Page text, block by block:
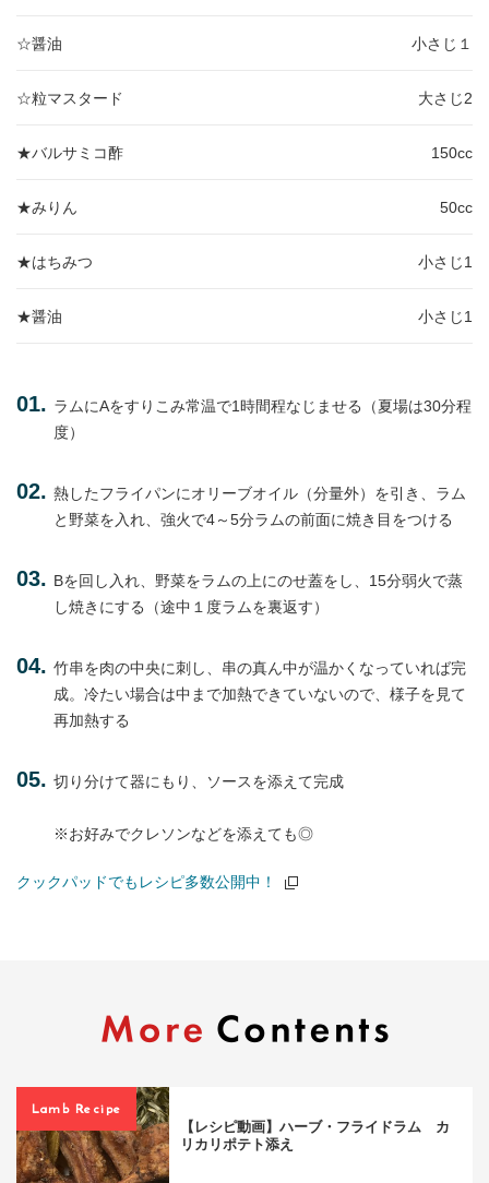
☆醤油 小さじ１
☆粒マスタード 大さじ2
★バルサミコ酢 150cc
★みりん 50cc
★はちみつ 小さじ1
★醤油 小さじ1
ラムにAをすりこみ常温で1時間程なじませる（夏場は30分程
度）
熱したフライパンにオリーブオイル（分量外）を引き、ラム
と野菜を入れ、強火で4～5分ラムの前面に焼き目をつける
Bを回し入れ、野菜をラムの上にのせ蓋をし、15分弱火で蒸
し焼きにする（途中１度ラムを裏返す）
竹串を肉の中央に刺し、串の真ん中が温かくなっていれば完
成。冷たい場合は中まで加熱できていないので、様子を見て
再加熱する
切り分けて器にもり、ソースを添えて完成
※お好みでクレソンなどを添えても◎
クックパッドでもレシピ多数公開中！
【レシピ動画】ハーブ・フライドラム カ
リカリポテト添え
Lamb Recipe